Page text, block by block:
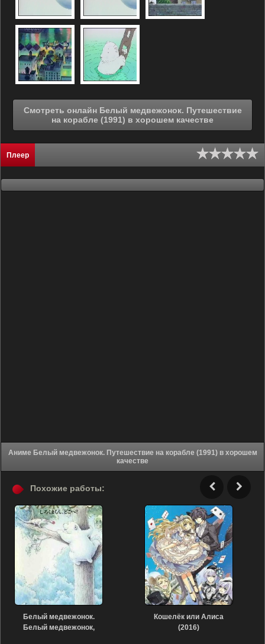
Смотреть онлайн Белый медвежонок. Путешествие
на корабле (1991) в хорошем качестве
Плеер
Аниме Белый медвежонок. Путешествие на корабле (1991) в хорошем
качестве
Похожие работы:
Белый медвежонок.
Белый медвежонок,
Кошелёк или Алиса
(2016)